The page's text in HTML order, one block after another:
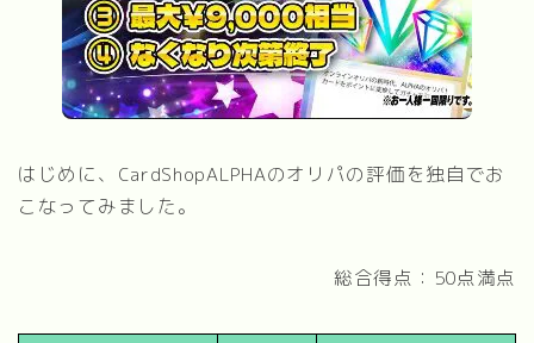
はじめに、CardShopALPHAのオリパの評価を独自でお
こなってみました。
総合得点：50点満点